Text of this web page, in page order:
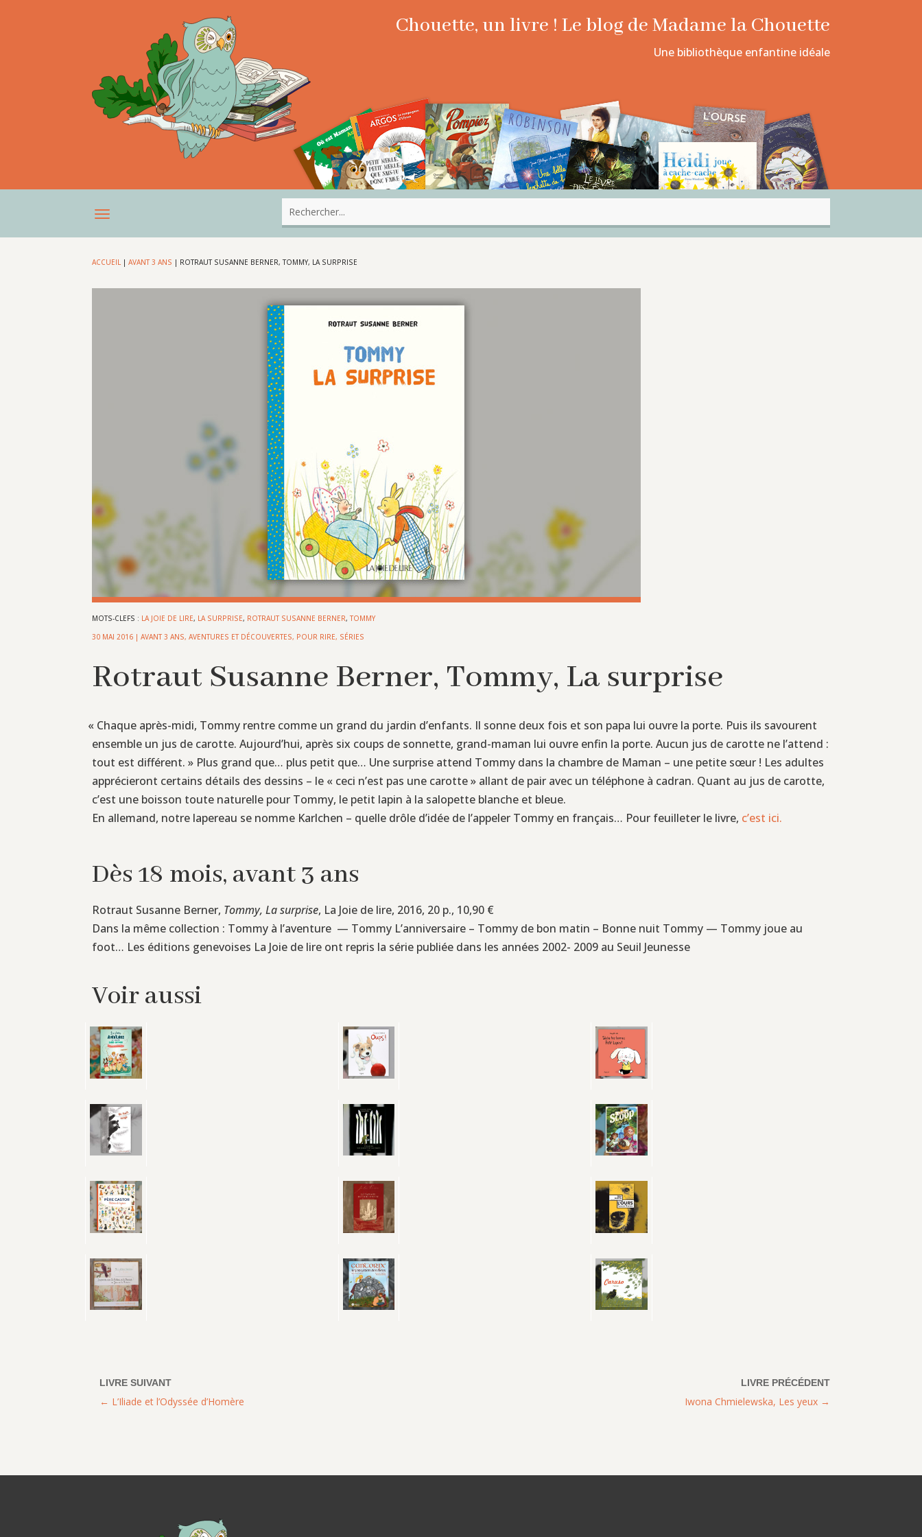
Chouette, un livre ! Le blog de Madame la Chouette
Une bibliothèque enfantine idéale
ACCUEIL |AVANT 3 ANS | ROTRAUT SUSANNE BERNER, TOMMY, LA SURPRISE
MOTS-CLEFS : LA JOIE DE LIRE, LA SURPRISE, ROTRAUT SUSANNE BERNER,TOMMY
30 MAI 2016 |AVANT 3 ANS,AVENTURES ET DÉCOUVERTES, POUR RIRE, SÉRIES
Rotraut Susanne Berner, Tommy, La surprise
« Chaque après-midi, Tommy rentre comme un grand du jardin d’enfants. Il sonne deux fois et son papa lui ouvre la porte. Puis ils savourent
ensemble un jus de carotte. Aujourd’hui, après six coups de sonnette, grand-maman lui ouvre enfin la porte. Aucun jus de carotte ne l’attend :
tout est différent. » Plus grand que… plus petit que… Une surprise attend Tommy dans la chambre de Maman – une petite sœur ! Les adultes
apprécieront certains détails des dessins – le « ceci n’est pas une carotte » allant de pair avec un téléphone à cadran. Quant au jus de carotte,
c’est une boisson toute naturelle pour Tommy, le petit lapin à la salopette blanche et bleue.
En allemand, notre lapereau se nomme Karlchen – quelle drôle d’idée de l’appeler Tommy en français… Pour feuilleter le livre, c’est ici.
Dès 18 mois, avant 3 ans
Rotraut Susanne Berner, Tommy, La surprise, La Joie de lire, 2016, 20 p., 10,90 €
Dans la même collection : Tommy à l’aventure — Tommy L’anniversaire – Tommy de bon matin – Bonne nuit Tommy — Tommy joue au
foot… Les éditions genevoises La Joie de lire ont repris la série publiée dans les années 2002- 2009 au Seuil Jeunesse
Voir aussi
Iwona Chmielewska, Les yeux
L’Iliade et l’Odyssée d’Homère